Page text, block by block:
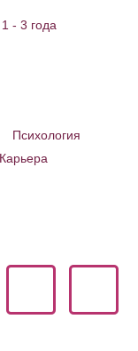
1 - 3 года
Психология
Карьера